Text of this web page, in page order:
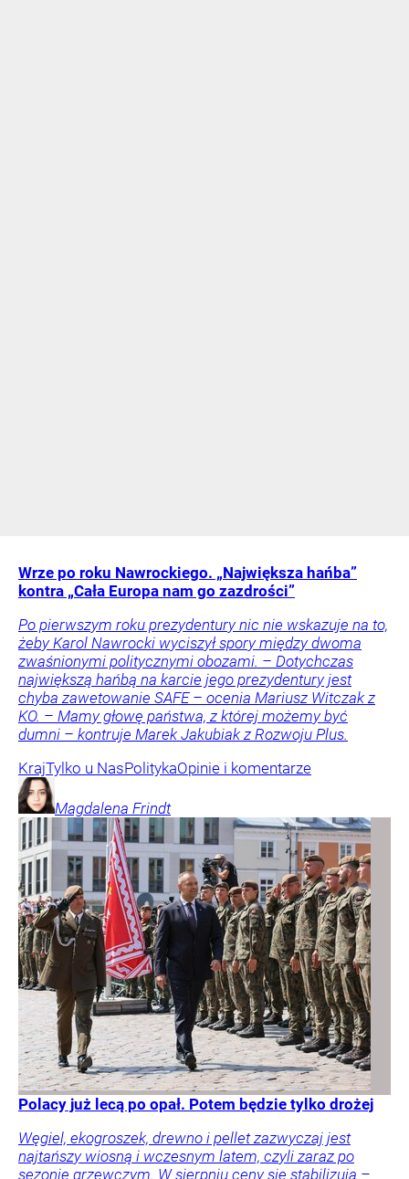
Wrze po roku Nawrockiego. „Największa hańba”
kontra „Cała Europa nam go zazdrości”
Po pierwszym roku prezydentury nic nie wskazuje na to,
żeby Karol Nawrocki wyciszył spory między dwoma
zwaśnionymi politycznymi obozami. – Dotychczas
największą hańbą na karcie jego prezydentury jest
chyba zawetowanie SAFE – ocenia Mariusz Witczak z
KO. – Mamy głowę państwa, z której możemy być
dumni – kontruje Marek Jakubiak z Rozwoju Plus.
KrajTylko u NasPolitykaOpinie i komentarze
Magdalena Frindt
Polacy już lecą po opał. Potem będzie tylko drożej
Węgiel, ekogroszek, drewno i pellet zazwyczaj jest
najtańszy wiosną i wczesnym latem, czyli zaraz po
sezonie grzewczym. W sierpniu ceny się stabilizują –